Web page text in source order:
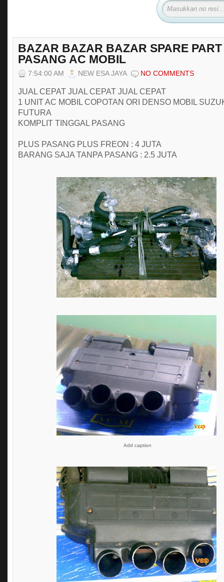
BAZAR BAZAR BAZAR SPARE
PASANG AC MOBIL
7:54:00 AM NEW ESA JAYA NO COMMENTS
JUAL CEPAT JUAL CEPAT JUAL CEPAT
1 UNIT AC MOBIL COPOTAN ORI DENSO MOBIL
FUTURA
KOMPLIT TINGGAL PASANG
PLUS PASANG PLUS FREON : 4 JUTA
BARANG SAJA TANPA PASANG : 2.5 JUTA
Add caption